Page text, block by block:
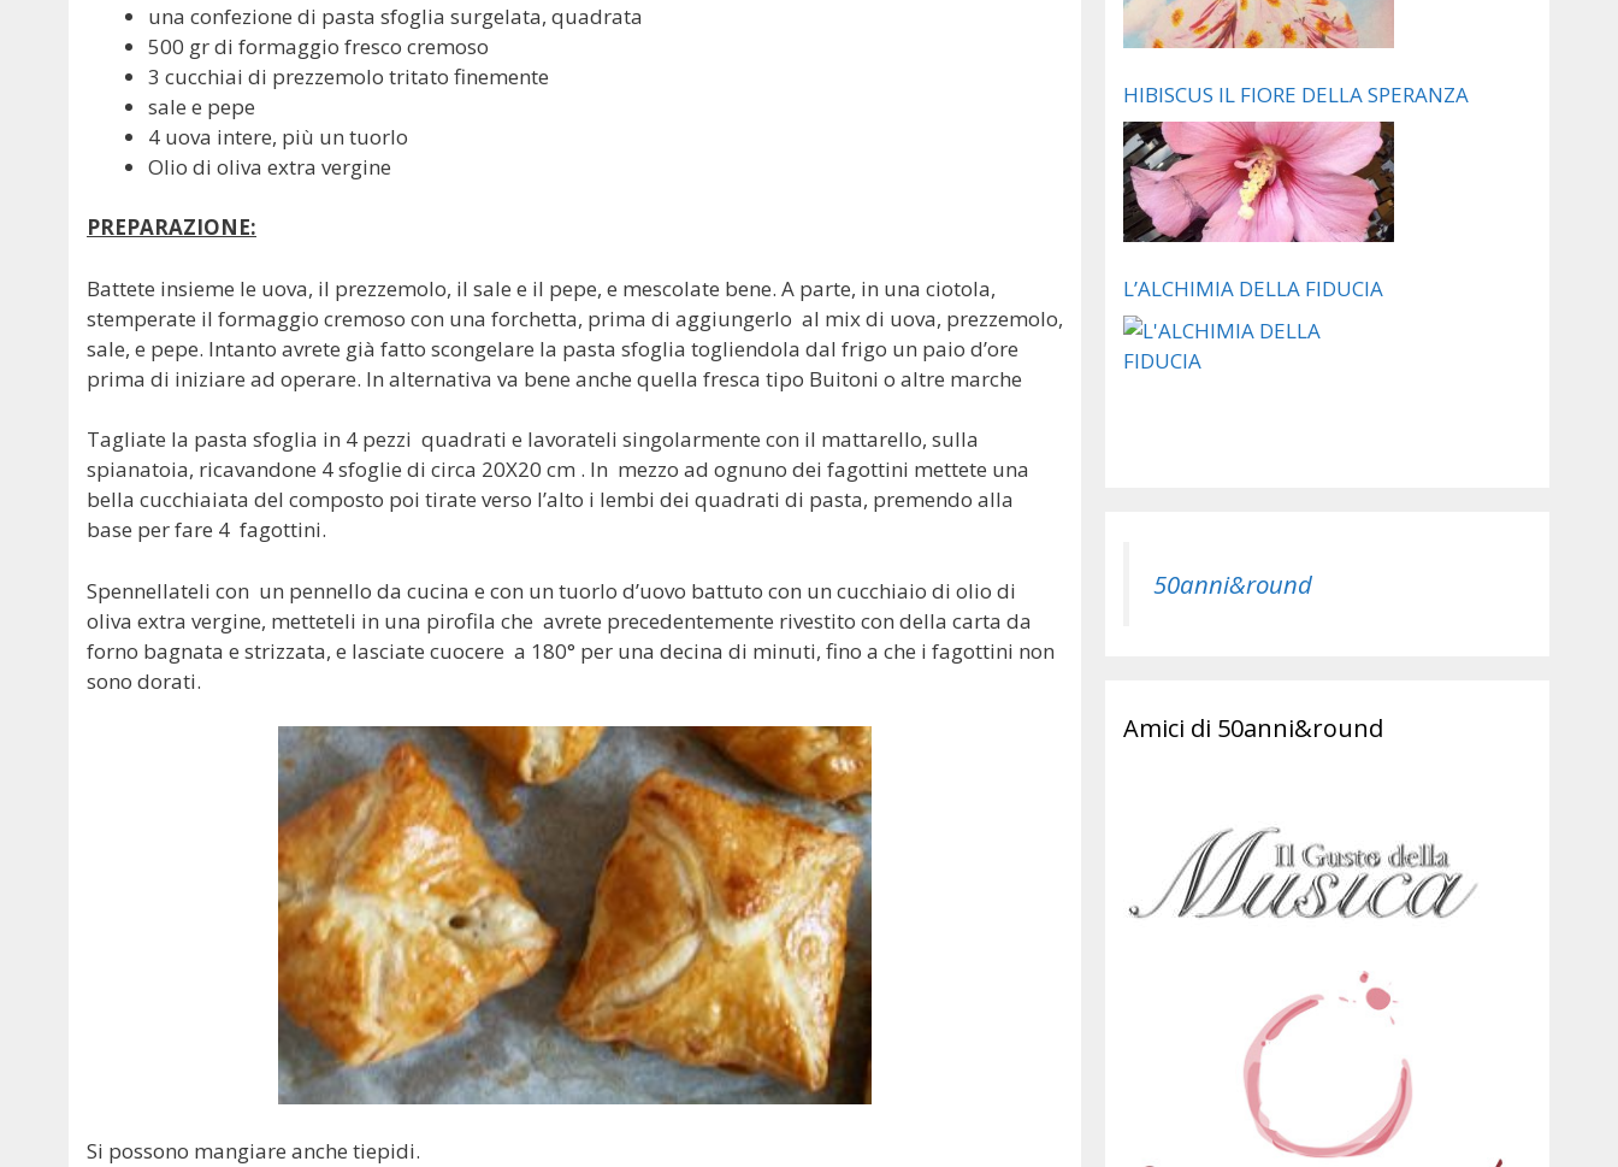
una confezione di pasta sfoglia surgelata, quadrata
500 gr di formaggio fresco cremoso
3 cucchiai di prezzemolo tritato finemente
sale e pepe
4 uova intere, più un tuorlo
Olio di oliva extra vergine
PREPARAZIONE:
Battete insieme le uova, il prezzemolo, il sale e il pepe, e mescolate bene. A parte, in una ciotola,
stemperate il formaggio cremoso con una forchetta, prima di aggiungerlo al mix di uova, prezzemolo,
sale, e pepe. Intanto avrete già fatto scongelare la pasta sfoglia togliendola dal frigo un paio d’ore
prima di iniziare ad operare. In alternativa va bene anche quella fresca tipo Buitoni o altre marche
Tagliate la pasta sfoglia in 4 pezzi quadrati e lavorateli singolarmente con il mattarello, sulla
spianatoia, ricavandone 4 sfoglie di circa 20X20 cm . In mezzo ad ognuno dei fagottini mettete una
bella cucchiaiata del composto poi tirate verso l’alto i lembi dei quadrati di pasta, premendo alla
base per fare 4 fagottini.
Spennellateli con un pennello da cucina e con un tuorlo d’uovo battuto con un cucchiaio di olio di
oliva extra vergine, metteteli in una pirofila che avrete precedentemente rivestito con della carta da
forno bagnata e strizzata, e lasciate cuocere a 180° per una decina di minuti, fino a che i fagottini non
sono dorati.
Si possono mangiare anche tiepidi.
HIBISCUS IL FIORE DELLA SPERANZA
L’ALCHIMIA DELLA FIDUCIA
50anni&round
Amici di 50anni&round